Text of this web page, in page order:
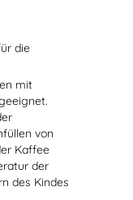
die
mit
von
Kaffee
der
des Kindes